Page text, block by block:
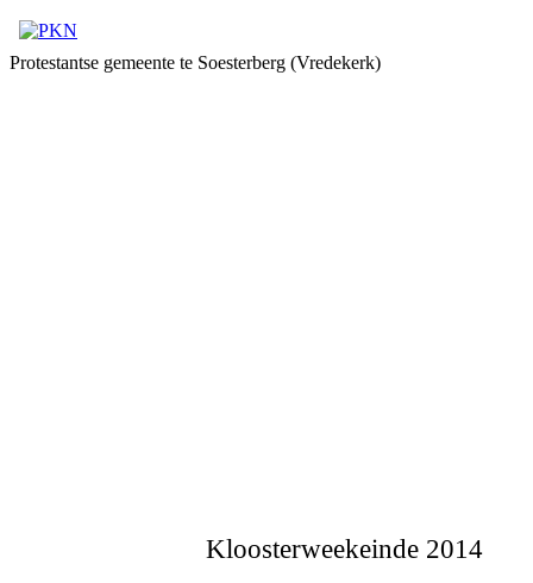
Protestantse gemeente te Soesterberg (Vredekerk)
Kloosterweekeinde 2014